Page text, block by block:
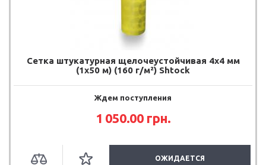
Сетка штукатурная щелочеустойчивая 4х4 мм
(1х50 м) (160 г/м²) Shtock
Ждем поступления
1 050.00 грн.
ОЖИДАЕТСЯ